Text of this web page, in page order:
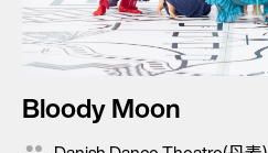
Bloody Moon